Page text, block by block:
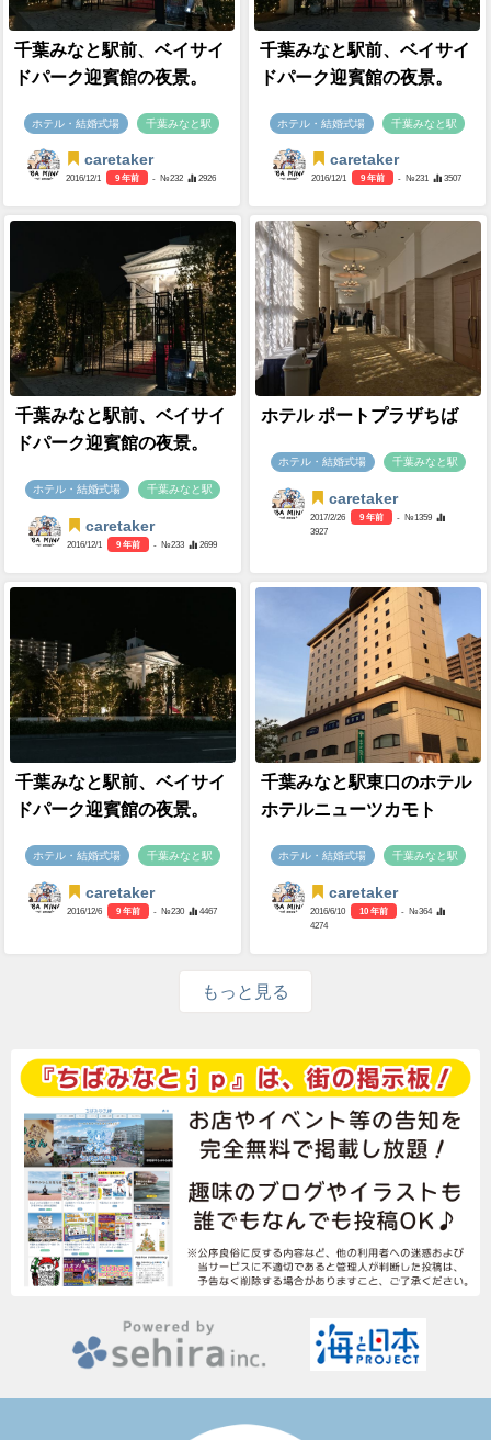
千葉みなと駅前、ベイサイ
ドパーク迎賓館の夜景。
ホテル・結婚式場 千葉みなと駅
caretaker
2016/12/1 9 年前 - №232 2926
千葉みなと駅前、ベイサイ
ドパーク迎賓館の夜景。
ホテル・結婚式場 千葉みなと駅
caretaker
2016/12/1 9 年前 - №231 3507
千葉みなと駅前、ベイサイ
ドパーク迎賓館の夜景。
ホテル・結婚式場 千葉みなと駅
caretaker
2016/12/1 9 年前 - №233 2699
ホテル ポートプラザちば
ホテル・結婚式場 千葉みなと駅
caretaker
2017/2/26 9 年前
- №1359
3927
千葉みなと駅前、ベイサイ
ドパーク迎賓館の夜景。
ホテル・結婚式場 千葉みなと駅
caretaker
2016/12/6 9 年前 - №230 4467
千葉みなと駅東口のホテル
ホテルニューツカモト
ホテル・結婚式場 千葉みなと駅
caretaker
2016/6/10 10 年前
- №364
4274
もっと見る